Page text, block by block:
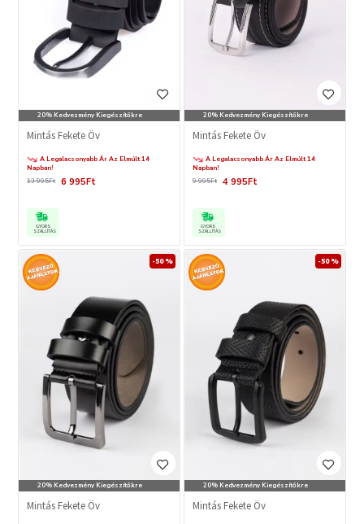
20% Kedvezmény Kiegészítőkre
Mintás Fekete Öv
A Legalacsonyabb Ár Az Elmúlt 14
Napban!
6 995Ft
13 995Ft
GYORS
SZÁLLÍTÁS
20% Kedvezmény Kiegészítőkre
Mintás Fekete Öv
A Legalacsonyabb Ár Az Elmúlt 14
Napban!
4 995Ft
9 995Ft
GYORS
SZÁLLÍTÁS
20% Kedvezmény Kiegészítőkre
-50 %
Mintás Fekete Öv
20% Kedvezmény Kiegészítőkre
-50 %
Mintás Fekete Öv